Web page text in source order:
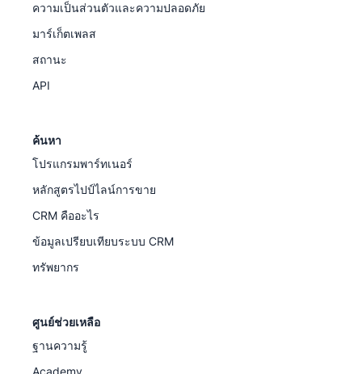
ความเป็นส่วนตัวและความปลอดภัย
มาร์เก็ตเพลส
สถานะ
API
ค้นหา
โปรแกรมพาร์ทเนอร์
หลักสูตรไปป์ไลน์การขาย
CRM คืออะไร
ข้อมูลเปรียบเทียบระบบ CRM
ทรัพยากร
ศูนย์ช่วยเหลือ
ฐานความรู้
Academy